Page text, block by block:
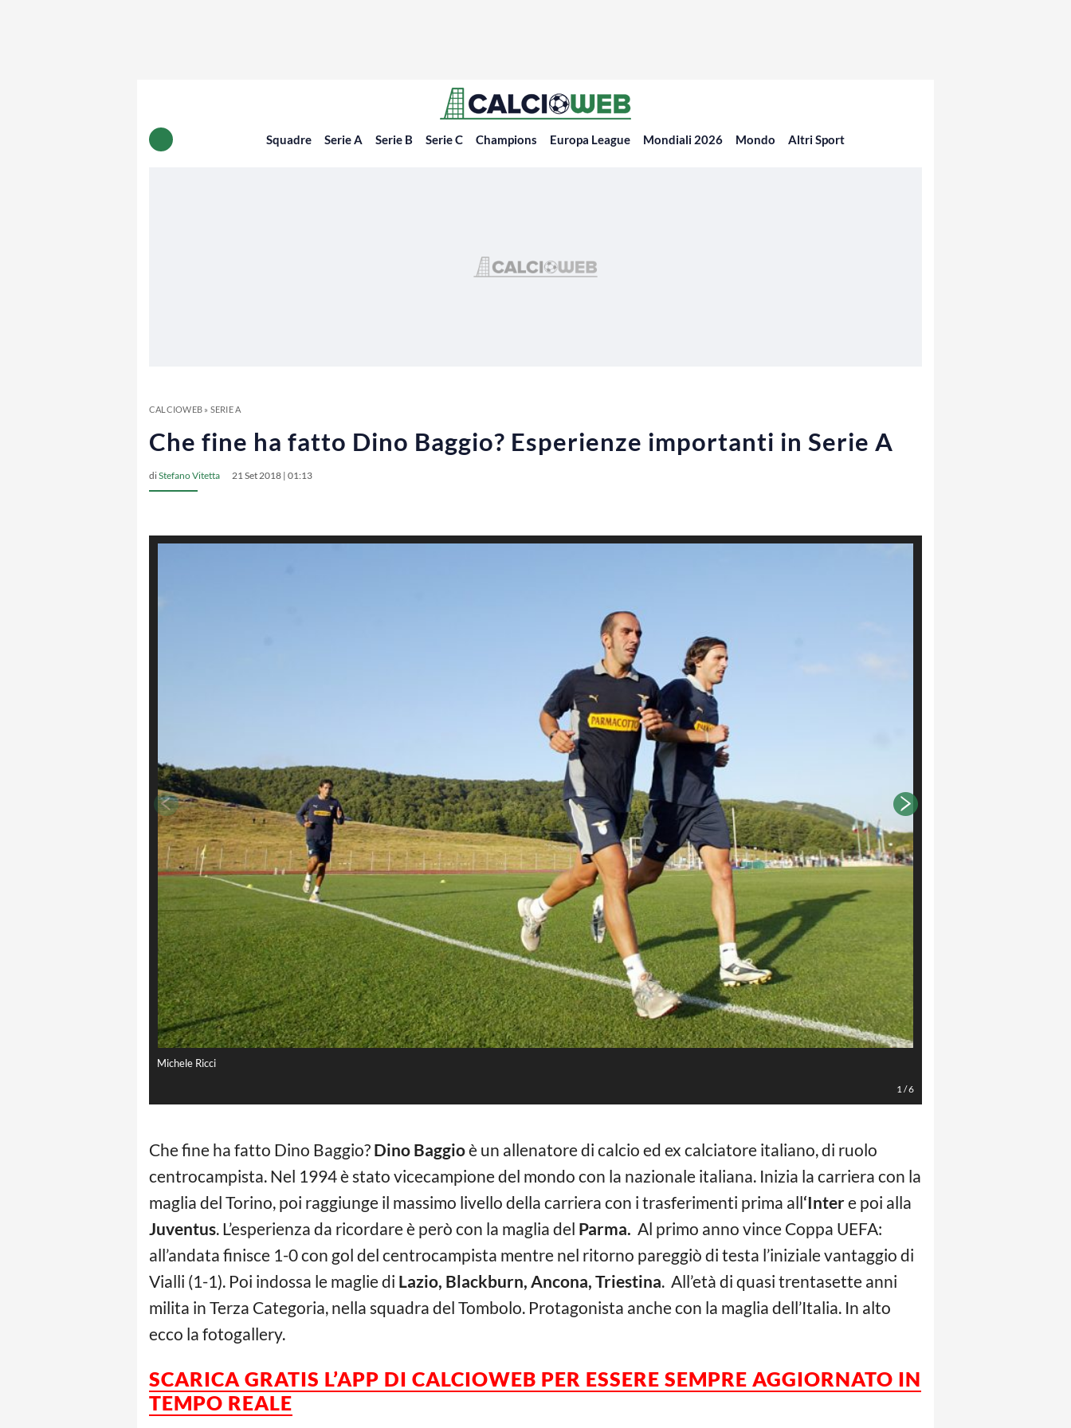
Squadre Serie A Serie B Serie C Champions Europa League Mondiali 2026 Mondo Altri Sport
CALCIOWEB» SERIE A
Che fine ha fatto Dino Baggio? Esperienze importanti in Serie A
diStefano Vitetta 21 Set 2018 | 01:13
Michele Ricci
1/6
Che fine ha fatto Dino Baggio? Dino Baggioè un allenatore di calcio ed ex calciatore italiano, di ruolo
centrocampista. Nel 1994 è stato vicecampione del mondo con la nazionale italiana. Inizia la carriera con la
maglia del Torino, poi raggiunge il massimo livello della carriera con i trasferimenti prima all‘Intere poi alla
Juventus. L’esperienza da ricordare è però con la maglia del Parma. Al primo anno vince Coppa UEFA:
all’andata finisce 1-0 con gol del centrocampista mentre nel ritorno pareggiò di testa l’iniziale vantaggio di
Vialli (1-1). Poi indossa le maglie di Lazio, Blackburn, Ancona, Triestina. All’età di quasi trentasette anni
milita in Terza Categoria, nella squadra del Tombolo. Protagonista anche con la maglia dell’Italia. In alto
ecco la fotogallery.
SCARICA GRATIS L’APP DI CALCIOWEB PER ESSERE SEMPRE AGGIORNATO IN
TEMPO REALE